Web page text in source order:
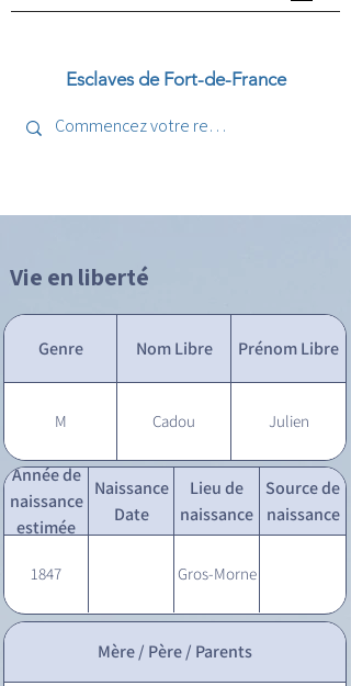
Esclaves de Fort-de-France
Vie en liberté
Genre Nom Libre Prénom Libre
M Cadou Julien
Année de
naissance
estimée
Naissance
Date
Lieu de
naissance
Source de
naissance
1847 Gros-Morne
Mère / Père / Parents